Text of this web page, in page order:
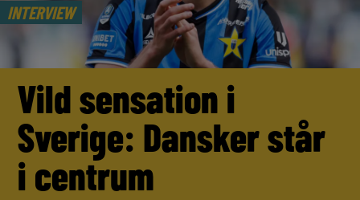
INTERVIEW
Vild sensation i
Sverige: Dansker står
i centrum